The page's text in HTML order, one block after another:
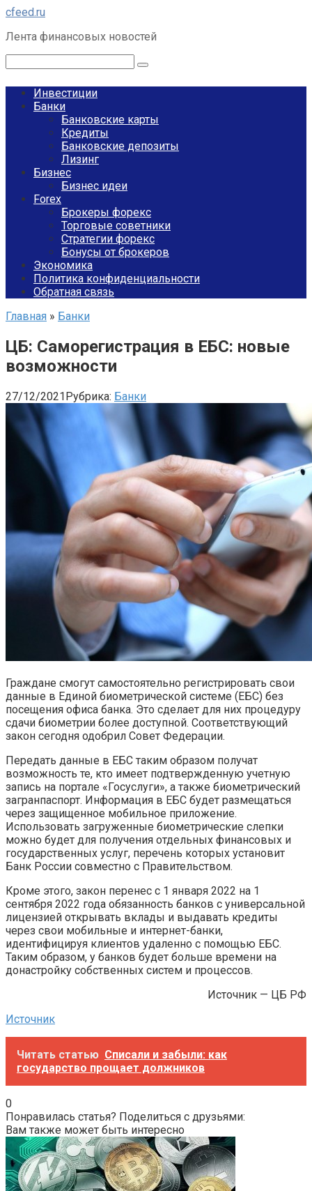
Перейти
контенту
cfeed.ru
Лента финансовых новостей
Инвестиции
Банки
Банковские карты
Кредиты
Банковские депозиты
Лизинг
Бизнес
Бизнес идеи
Forex
Брокеры форекс
Торговые советники
Стратегии форекс
Бонусы от брокеров
Экономика
Политика конфиденциальности
Обратная связь
Главная » Банки
ЦБ: Саморегистрация в ЕБС: новые
возможности
27/12/2021Рубрика: Банки
Граждане смогут самостоятельно регистрировать свои
данные в Единой биометрической системе (ЕБС) без
посещения офиса банка. Это сделает для них процедуру
сдачи биометрии более доступной. Соответствующий
закон сегодня одобрил Совет Федерации.
Передать данные в ЕБС таким образом получат
возможность те, кто имеет подтвержденную учетную
запись на портале «Госуслуги», а также биометрический
загранпаспорт. Информация в ЕБС будет размещаться
через защищенное мобильное приложение.
Использовать загруженные биометрические слепки
можно будет для получения отдельных финансовых и
государственных услуг, перечень которых установит
Банк России совместно с Правительством.
Кроме этого, закон перенес с 1 января 2022 на 1
сентября 2022 года обязанность банков с универсальной
лицензией открывать вклады и выдавать кредиты
через свои мобильные и интернет-банки,
идентифицируя клиентов удаленно с помощью ЕБС.
Таким образом, у банков будет больше времени на
донастройку собственных систем и процессов.
Источник — ЦБ РФ
Источник
Читать статью Списали и забыли: как
государство прощает должников
0
Понравилась статья? Поделиться с друзьями:
Вам также может быть интересно